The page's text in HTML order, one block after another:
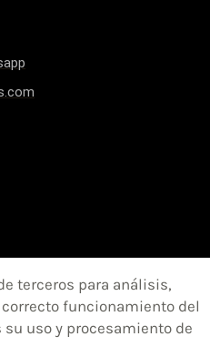
terceros para análisis,
funcionamiento del
uso y procesamiento de